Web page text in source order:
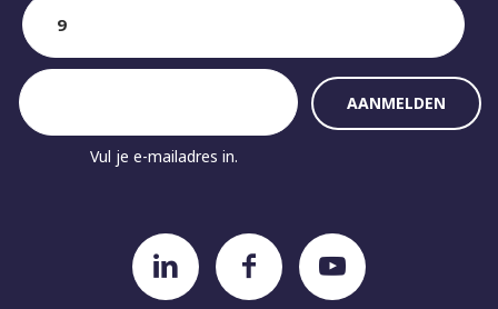
Vul je e-mailadres in.